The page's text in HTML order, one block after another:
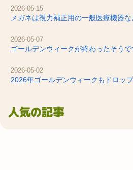
2026-05-15
メガネは視力補正用の一般医療機器な
2026-05-07
ゴールデンウィークが終わったそうで
2026-05-02
2026年ゴールデンウィークもドロッ
人気の記事